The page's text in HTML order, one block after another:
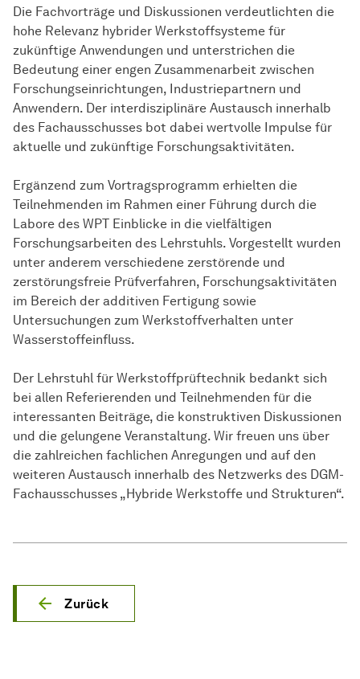
Die Fachvorträge und Diskussionen verdeutlichten die
hohe Relevanz hybrider Werkstoffsysteme für
zukünftige Anwendungen und unterstrichen die
Bedeutung einer engen Zusammenarbeit zwischen
Forschungseinrichtungen, Industriepartnern und
Anwendern. Der interdisziplinäre Austausch innerhalb
des Fachausschusses bot dabei wertvolle Impulse für
aktuelle und zukünftige Forschungsaktivitäten.
Ergänzend zum Vortragsprogramm erhielten die
Teilnehmenden im Rahmen einer Führung durch die
Labore des WPT Einblicke in die vielfältigen
Forschungsarbeiten des Lehrstuhls. Vorgestellt wurden
unter anderem verschiedene zerstörende und
zerstörungsfreie Prüfverfahren, Forschungsaktivitäten
im Bereich der additiven Fertigung sowie
Untersuchungen zum Werkstoffverhalten unter
Wasserstoffeinfluss.
Der Lehrstuhl für Werkstoffprüftechnik bedankt sich
bei allen Referierenden und Teilnehmenden für die
interessanten Beiträge, die konstruktiven Diskussionen
und die gelungene Veranstaltung. Wir freuen uns über
die zahlreichen fachlichen Anregungen und auf den
weiteren Austausch innerhalb des Netzwerks des DGM-
Fachausschusses „Hybride Werkstoffe und Strukturen“.
Zurück